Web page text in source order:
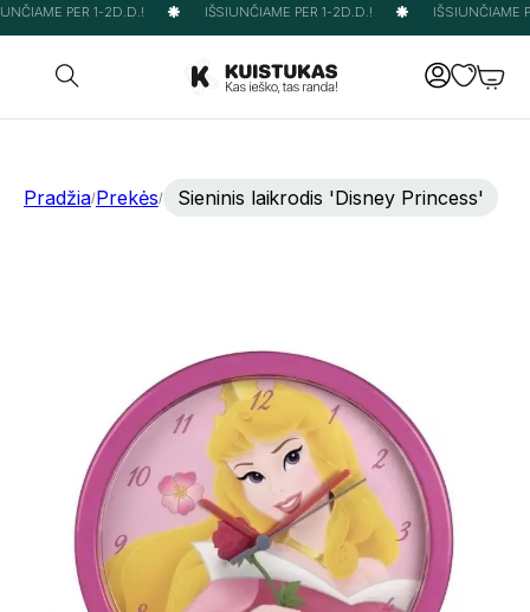
PER 1-2D.D.! IŠSIUNČIAME PER 1-2D.D.! IŠSIUNČIAME
Pradžia/Prekės/ Sieninis laikrodis 'Disney Princess'